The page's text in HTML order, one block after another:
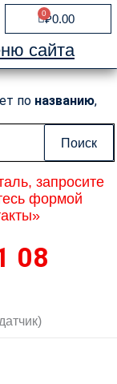
₽0.00
0
Cart
сайта
по названию,
Поиск
запросите
формой
08